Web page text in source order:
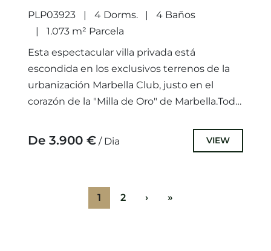
PLP03923 4 Dorms.
4 Baños
1.073 m² Parcela
Esta espectacular villa privada está
escondida en los exclusivos terrenos de la
urbanización Marbella Club, justo en el
corazón de la "Milla de Oro" de Marbella.Todo
De 3.900 € / Dia VIEW
1 2 › »